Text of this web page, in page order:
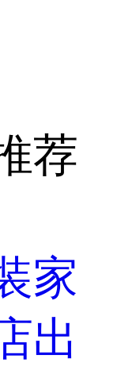
荐
家
出